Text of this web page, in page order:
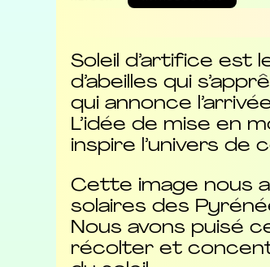
Soleil d’artifice est
d’abeilles qui
qui annonce
L’idée de mise en
inspire l’univers de
Cette image nous
solaires des
Nous avons puisé
récolter et